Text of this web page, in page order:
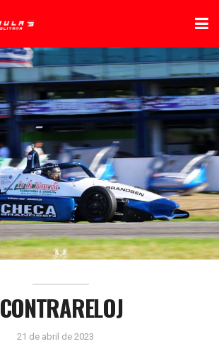
CONTRARELOJ
21 de abril de 2023